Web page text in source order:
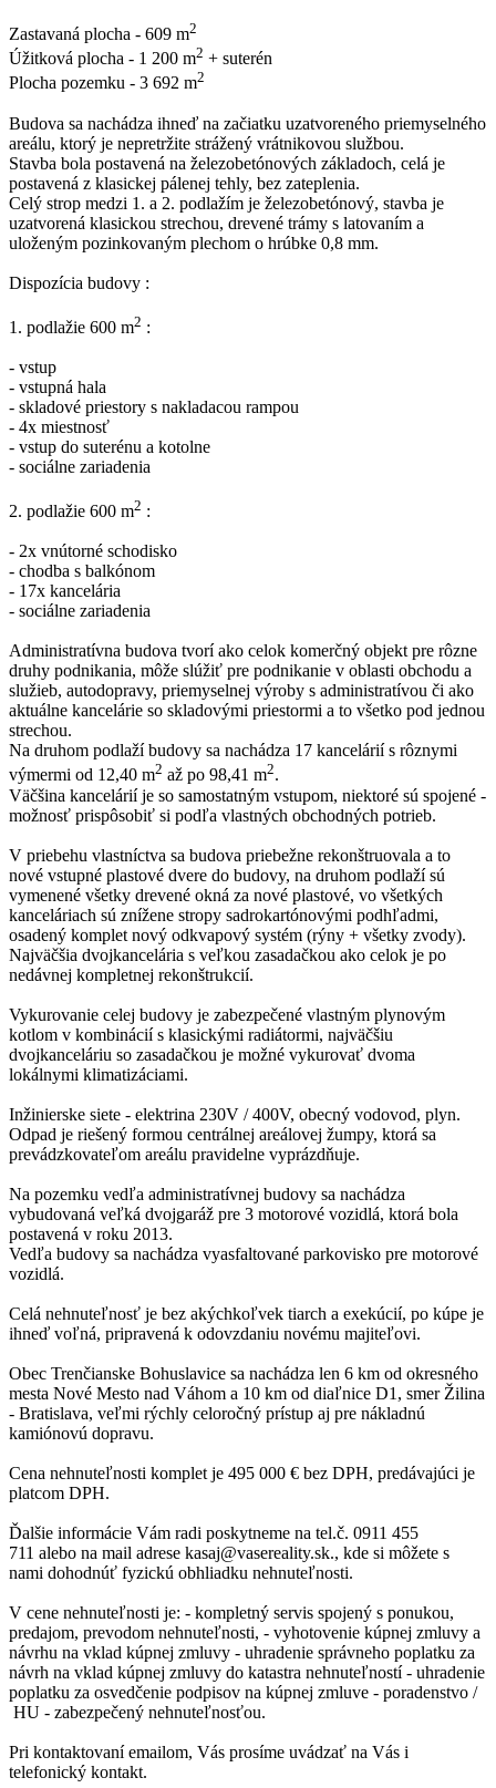
Zastavaná plocha - 609 m2
Úžitková plocha - 1 200 m2 + suterén
Plocha pozemku - 3 692 m2
Budova sa nachádza ihneď na začiatku uzatvoreného priemyselného
areálu, ktorý je nepretržite strážený vrátnikovou službou.
Stavba bola postavená na železobetónových základoch, celá je
postavená z klasickej pálenej tehly, bez zateplenia.
Celý strop medzi 1. a 2. podlažím je železobetónový, stavba je
uzatvorená klasickou strechou, drevené trámy s latovaním a
uloženým pozinkovaným plechom o hrúbke 0,8 mm.
Dispozícia budovy :
1. podlažie 600 m2 :
- vstup
- vstupná hala
- skladové priestory s nakladacou rampou
- 4x miestnosť
- vstup do suterénu a kotolne
- sociálne zariadenia
2. podlažie 600 m2 :
- 2x vnútorné schodisko
- chodba s balkónom
- 17x kancelária
- sociálne zariadenia
Administratívna budova tvorí ako celok komerčný objekt pre rôzne
druhy podnikania, môže slúžiť pre podnikanie v oblasti obchodu a
služieb, autodopravy, priemyselnej výroby s administratívou či ako
aktuálne kancelárie so skladovými priestormi a to všetko pod jednou
strechou.
Na druhom podlaží budovy sa nachádza 17 kancelárií s rôznymi
výmermi od 12,40 m2 až po 98,41 m2.
Väčšina kancelárií je so samostatným vstupom, niektoré sú spojené -
možnosť prispôsobiť si podľa vlastných obchodných potrieb.
V priebehu vlastníctva sa budova priebežne rekonštruovala a to
nové vstupné plastové dvere do budovy, na druhom podlaží sú
vymenené všetky drevené okná za nové plastové, vo všetkých
kanceláriach sú znížene stropy sadrokartónovými podhľadmi,
osadený komplet nový odkvapový systém (rýny + všetky zvody).
Najväčšia dvojkancelária s veľkou zasadačkou ako celok je po
nedávnej kompletnej rekonštrukcií.
Vykurovanie celej budovy je zabezpečené vlastným plynovým
kotlom v kombinácií s klasickými radiátormi, najväčšiu
dvojkanceláriu so zasadačkou je možné vykurovať dvoma
lokálnymi klimatizáciami.
Inžinierske siete - elektrina 230V / 400V, obecný vodovod, plyn.
Odpad je riešený formou centrálnej areálovej žumpy, ktorá sa
prevádzkovateľom areálu pravidelne vyprázdňuje.
Na pozemku vedľa administratívnej budovy sa nachádza
vybudovaná veľká dvojgaráž pre 3 motorové vozidlá, ktorá bola
postavená v roku 2013.
Vedľa budovy sa nachádza vyasfaltované parkovisko pre motorové
vozidlá.
Celá nehnuteľnosť je bez akýchkoľvek tiarch a exekúcií, po kúpe je
ihneď voľná, pripravená k odovzdaniu novému majiteľovi.
Obec Trenčianske Bohuslavice sa nachádza len 6 km od okresného
mesta Nové Mesto nad Váhom a 10 km od diaľnice D1, smer Žilina
- Bratislava, veľmi rýchly celoročný prístup aj pre nákladnú
kamiónovú dopravu.
Cena nehnuteľnosti komplet je 495 000 € bez DPH, predávajúci je
platcom DPH.
Ďalšie informácie Vám radi poskytneme na tel.č. 0911 455
711 alebo na mail adrese kasaj@vasereality.sk., kde si môžete s
nami dohodnúť fyzickú obhliadku nehnuteľnosti.
V cene nehnuteľnosti je: - kompletný servis spojený s ponukou,
predajom, prevodom nehnuteľnosti, - vyhotovenie kúpnej zmluvy a
návrhu na vklad kúpnej zmluvy - uhradenie správneho poplatku za
návrh na vklad kúpnej zmluvy do katastra nehnuteľností - uhradenie
poplatku za osvedčenie podpisov na kúpnej zmluve - poradenstvo /
HU - zabezpečený nehnuteľnosťou.
Pri kontaktovaní emailom, Vás prosíme uvádzať na Vás i
telefonický kontakt.